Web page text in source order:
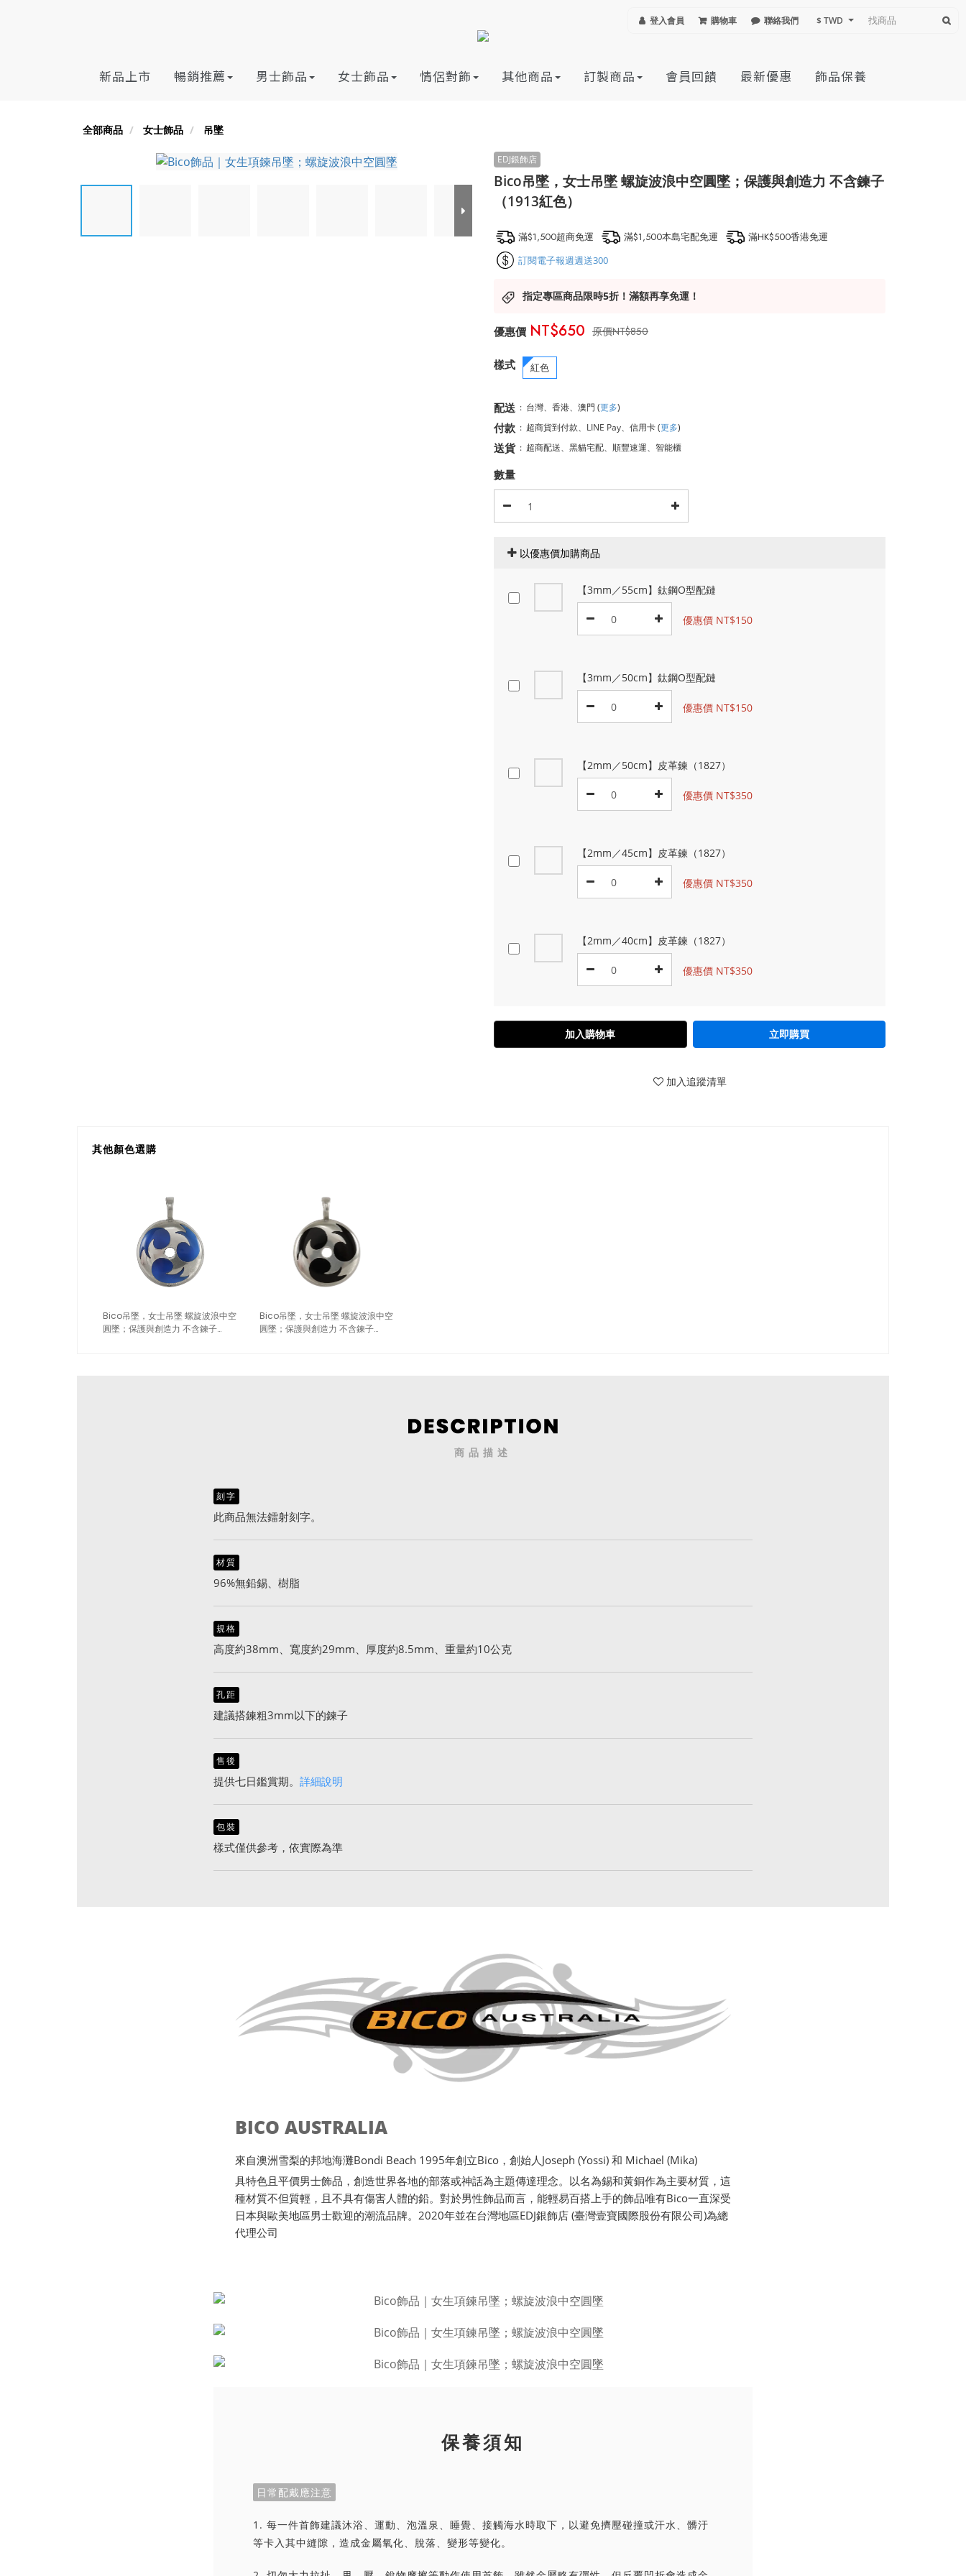
登入會員 購物車 聯絡我們 $ TWD
新品上市 暢銷推薦 男士飾品 女士飾品 情侶對飾 其他商品 訂製商品 會員回饋 最新優惠 飾品保養
全部商品 女士飾品 吊墜
Bico吊墜，女士吊墜 螺旋波浪中空圓墜；保護與創造力 不含鍊子
（1913紅色）
滿$1,500超商免運 滿$1,500本島宅配免運 滿HK$500香港免運
訂閱電子報週週送300
指定專區商品限時5折！滿額再享免運！
NT$850
NT$650
樣式 紅色
配送 : 台灣、香港、澳門 (更多)
付款 : 超商貨到付款、LINE Pay、信用卡(更多)
送貨 : 超商配送、黑貓宅配、順豐速運、智能櫃
數量
以優惠價加購商品
【3mm／55cm】鈦鋼O型配鏈
優惠價 NT$150
【3mm／50cm】鈦鋼O型配鏈
優惠價 NT$150
【2mm／50cm】皮革鍊（1827）
優惠價 NT$350
【2mm／45cm】皮革鍊（1827）
優惠價 NT$350
【2mm／40cm】皮革鍊（1827）
優惠價 NT$350
加入購物車 立即購買
加入追蹤清單
其他顏色選購
Bico吊墜，女士吊墜 螺旋波浪中空
圓墜；保護與創造力 不含鍊子
Bico吊墜，女士吊墜 螺旋波浪中空
圓墜；保護與創造力 不含鍊子
商品描述
刻字
此商品無法鐳射刻字。
材質
96%無鉛錫、樹脂
規格
高度約38mm、寬度約29mm、厚度約8.5mm、重量約10公克
孔距
建議搭鍊粗3mm以下的鍊子
售後
提供七日鑑賞期。 詳細說明
包裝
樣式僅供參考，依實際為準
BICO AUSTRALIA
來自澳洲雪梨的邦地海灘Bondi Beach 1995年創立Bico，創始人Joseph (Yossi) 和 Michael (Mika)
具特色且平價男士飾品，創造世界各地的部落或神話為主題傳達理念。以名為錫和黃銅作為主要材質，這
種材質不但質輕，且不具有傷害人體的鉛。對於男性飾品而言，能輕易百搭上手的飾品唯有Bico一直深受
日本與歐美地區男士歡迎的潮流品牌。2020年並在台灣地區EDJ銀飾店 (臺灣壹寶國際股份有限公司)為總
代理公司
保養須知
日常配戴應注意
1. 每一件首飾建議沐浴、運動、泡溫泉、睡覺、接觸海水時取下，以避免擠壓碰撞或汗水、髒汙
等卡入其中縫隙，造成金屬氧化、脫落、變形等變化。